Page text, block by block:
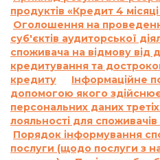
ставки, інших платежів,
стягуються у разі
договором про
1.1.
виконання та/або
За договором про
продукту
Згідно з п. 7.5.
«У разі
продуктів «Кредит 4
Оголошення на
суб'єктів аудиторської
споживача на відмову від
кредитування та
кредиту
Інформаційне
допомогою якого
персональних даних третіх
лояльності для
Порядок інформування
послуги (щодо послуги з